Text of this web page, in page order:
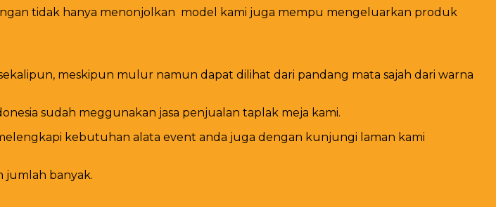
tidak hanya menonjolkan model kami juga mempu mengeluarkan produk
meskipun mulur namun dapat dilihat dari pandang mata sajah dari warna
sudah meggunakan jasa penjualan taplak meja kami.
kebutuhan alata event anda juga dengan kunjungi laman kami
jumlah banyak.